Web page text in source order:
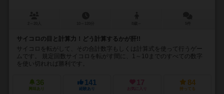
サイコロの目と計算力！どう計算するかが肝!!
サイコロを転がして、その合計数字もしくは計算式を使って行うゲー
ムです。 規定回数サイコロを転がす間に、1～10までのすべての数字
を使い切れれば勝利です。
36
興味あり
141
経験あり
17
お気に入り
84
持ってる